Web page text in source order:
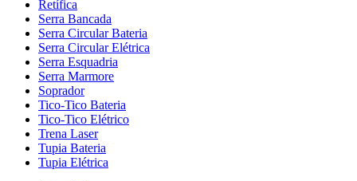
Retífica
Serra Bancada
Serra Circular Bateria
Serra Circular Elétrica
Serra Esquadria
Serra Marmore
Soprador
Tico-Tico Bateria
Tico-Tico Elétrico
Trena Laser
Tupia Bateria
Tupia Elétrica